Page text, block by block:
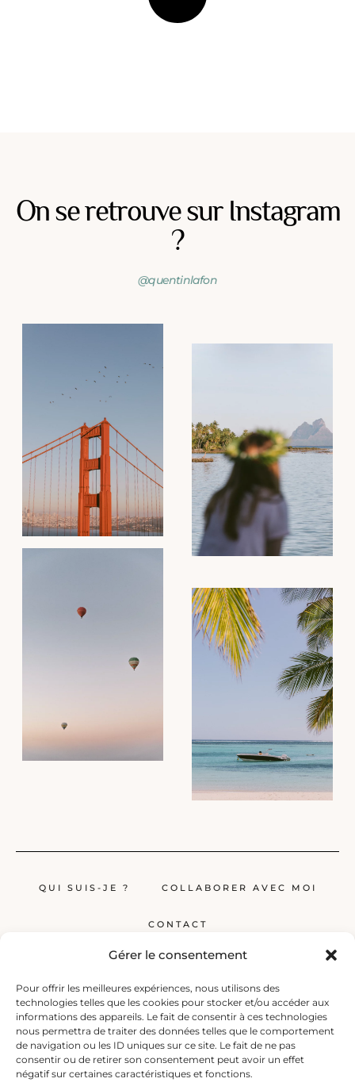
Gérer le consentement
Pour offrir les meilleures expériences, nous utilisons des
technologies telles que les cookies pour stocker et/ou accéder aux
informations des appareils. Le fait de consentir à ces technologies
nous permettra de traiter des données telles que le comportement
de navigation ou les ID uniques sur ce site. Le fait de ne pas
consentir ou de retirer son consentement peut avoir un effet
négatif sur certaines caractéristiques et fonctions.
On se retrouve sur Instagram
?
@quentinlafon
QUI SUIS-JE ? COLLABORER AVEC MOI
CONTACT
Globerêveur, le blog pour les passionnés de voyage, propose des récits
inspirants, des guides et des conseils pratiques pour planifier vos
prochaines escapades, qu’elles soient lointaines ou à deux pas de chez